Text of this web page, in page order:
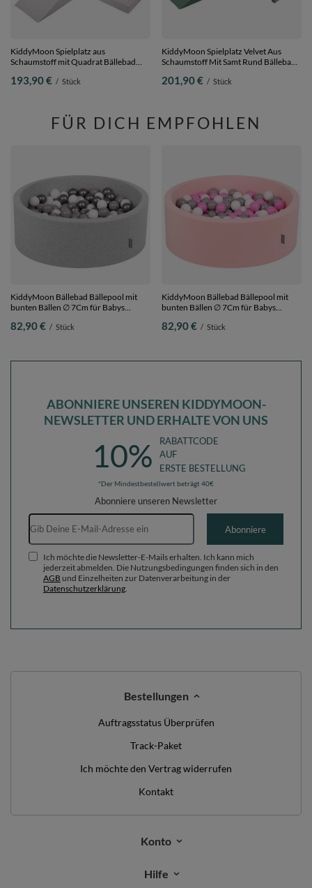
KiddyMoon Spielplatz aus
Schaumstoff mit Quadrat Bällebad
hellgrau:perle/grau/transparent/puderrosa,
193,90 € / Stück
KiddyMoon Spielplatz Velvet Aus
Schaumstoff Mit Samt Rund Bällebad
Hindernisläufen, Hergestellt In Der
201,90 € / Stück
FÜR DICH EMPFOHLEN
KiddyMoon Bällebad Bällepool mit
bunten Bällen ∅ 7Cm für Babys
hellgrau:weiß/grau/silbern, 90 x 30 cm
82,90 € / Stück
KiddyMoon Bällebad Bällepool mit
bunten Bällen ∅ 7Cm für Babys
x 30 cm 300 Bälle
82,90 € / Stück
ABONNIERE UNSEREN KIDDYMOON-
NEWSLETTER UND ERHALTE VON UNS
10%
RABATTCODE
AUF
ERSTE BESTELLUNG
*Der Mindestbestellwert beträgt 40€
Abonniere unseren Newsletter
E-Mail-Adresse
Abonniere
Ich möchte die Newsletter-E-Mails erhalten. Ich kann mich
jederzeit abmelden. Die Nutzungsbedingungen finden sich in den
AGB und Einzelheiten zur Datenverarbeitung in der
Datenschutzerklärung
Bestellungen
Auftragsstatus Überprüfen
Track-Paket
Ich möchte den Vertrag widerrufen
Kontakt
Konto
Hilfe